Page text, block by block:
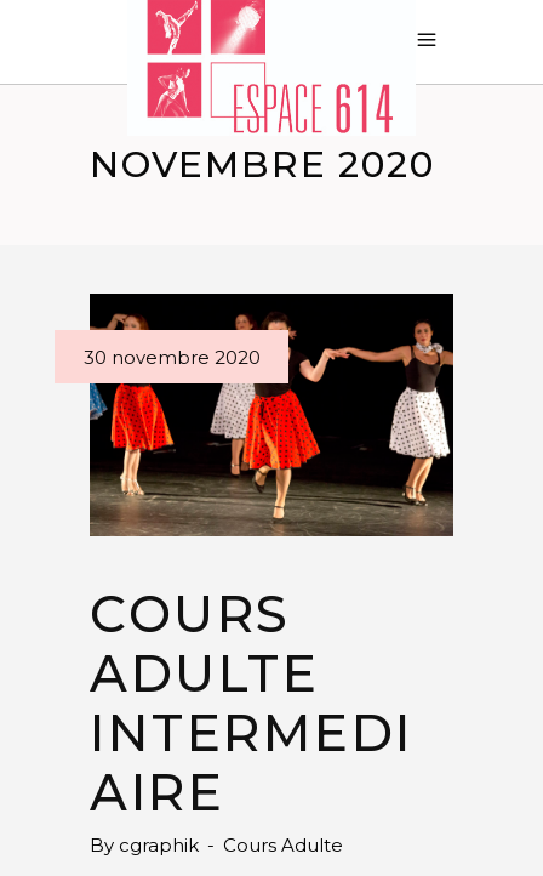
NOVEMBRE 2020
30 novembre 2020
COURS
ADULTE
INTERMEDI
AIRE
By cgraphik Cours Adulte